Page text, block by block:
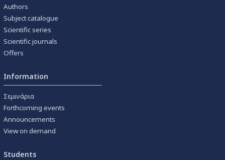
Authors
Subject catalogue
Scientific series
Scientific journals
Offers
Information
Σεμινάρια
Forthcoming events
Announcements
View on demand
Students